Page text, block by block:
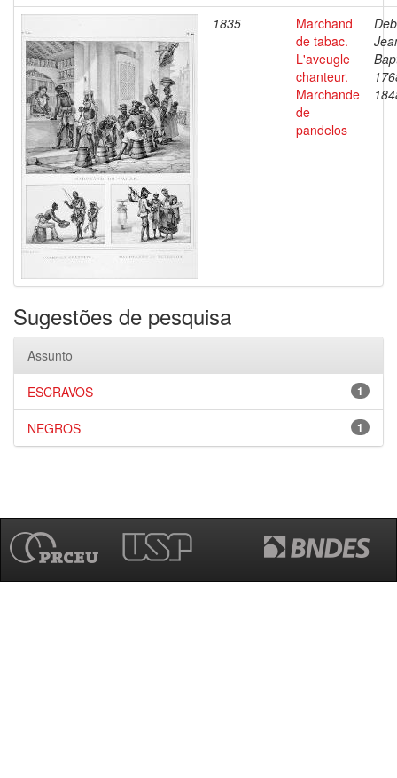
1835
Marchand
de tabac.
L'aveugle
chanteur.
Marchande
de
pandelos
Sugestões de pesquisa
Assunto
1
ESCRAVOS
1
NEGROS